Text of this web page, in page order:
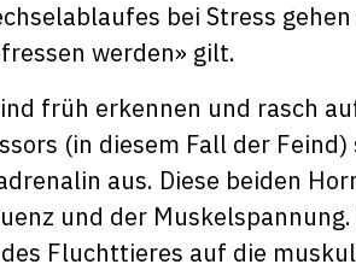
bei Stress
werden» gilt.
früh erkennen und rasch
(in diesem Fall der
aus. Diese beiden
und der Muskelspannung.
Fluchttieres auf die